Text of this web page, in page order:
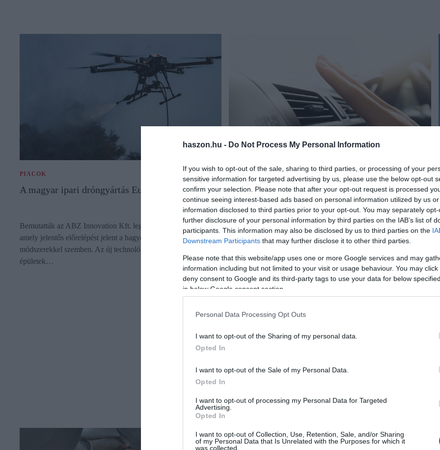
haszon.hu - Do Not Process My Personal Information
If you wish to opt-out of the sale, sharing to third parties, or processing of your
sensitive information for targeted advertising by us, please use the below opt-out
confirm your selection. Please note that after your opt-out request is processed
continue seeing interest-based ads based on personal information utilized by us
information disclosed to third parties prior to your opt-out. You may separately
further disclosure of your personal information by third parties on the IAB’s list of
participants. This information may also be disclosed by us to third parties on the
Downstream Participants that may further disclose it to other third parties.
Please note that this website/app uses one or more Google services and may
information including but not limited to your visit or usage behaviour. You may
deny consent to Google and its third-party tags to use your data for below
in below Google consent section.
Personal Data Processing Opt Outs
I want to opt-out of the Sharing of my personal data.
Opted In
I want to opt-out of the Sale of my Personal Data.
Opted In
I want to opt-out of processing my Personal Data for Targeted
Advertising.
Opted In
I want to opt-out of Collection, Use, Retention, Sale, and/or Sharing
of my Personal Data that Is Unrelated with the Purposes for which it
was collected.
PIACOK
A magyar ipari dróngyártás Európa csúcsán
Bemutatták az ABZ Innovation Kft. legújabb fejlesztésű drónját,
amely jelentős előrelépést jelent a hagyományos tisztítási
módszerekkel szemben. Az új technológia különösen alkalmas
épületek…
AUTÓ
7 tipp autósoknak a légkondi biztonságos
használatára
Nyakunkon a nyári meleg, egyre többen kapcsolják be az
autókban a légkondit. A Vezess.hu autós szakportál 7 pontban